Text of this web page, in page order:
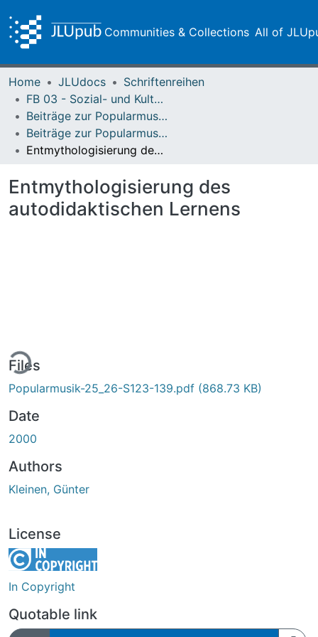
Communities & Collections All of
Home JLUdocs
Schriftenreihen
FB 03 - Sozial- und Kulturwissenschaften
Beiträge zur Popularmusikforschung
Beiträge zur Popularmusikforschung 25/26 (2000)
Entmythologisierung des autodidaktischen Lernens
Entmythologisierung des
autodidaktischen Lernens
Files
Popularmusik-25_26-S123-139.pdf (868.73 KB)
Date
2000
Authors
Kleinen, Günter
License
In Copyright
Quotable link